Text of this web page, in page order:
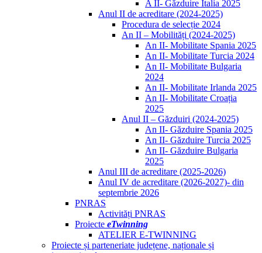
A II- Găzduire Italia 2025
Anul II de acreditare (2024-2025)
Procedura de selecție 2024
An II – Mobilități (2024-2025)
An II- Mobilitate Spania 2025
An II- Mobilitate Turcia 2024
An II- Mobilitate Bulgaria
2024
An II- Mobilitate Irlanda 2025
An II- Mobilitate Croația
2025
Anul II – Găzduiri (2024-2025)
An II- Găzduire Spania 2025
An II- Găzduire Turcia 2025
An II- Găzduire Bulgaria
2025
Anul III de acreditare (2025-2026)
Anul IV de acreditare (2026-2027)- din
septembrie 2026
PNRAS
Activități PNRAS
Proiecte eTwinning
ATELIER E-TWINNING
Proiecte și parteneriate județene, naționale și